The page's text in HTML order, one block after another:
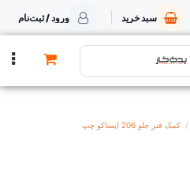
سبد خرید ورود / ثبت‌نام
کمک فنر جلو 206 ایساکو چپ